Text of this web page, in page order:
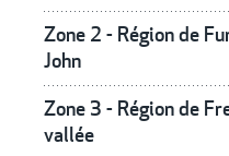
Zone 2 - Région de
John
Zone 3 - Région de
vallée